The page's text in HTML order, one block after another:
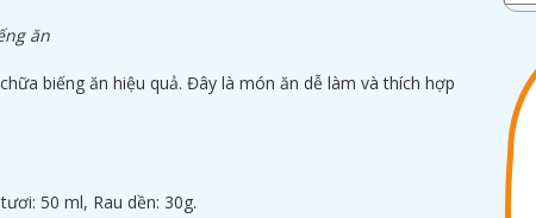
ăn
biếng ăn hiệu quả. Đây là món ăn dễ làm và thích hợp
50 ml, Rau dền: 30g.